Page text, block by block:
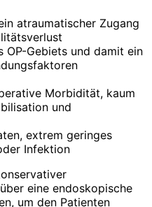
atraumatischer Zugang
OP-Gebiets und damit ein
Morbidität, kaum
und
extrem geringes
Infektion
eine endoskopische
um den Patienten